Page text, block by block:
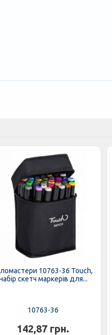
10763-36 Touch,
скетч маркерів для...
10763-36
142,87 грн.